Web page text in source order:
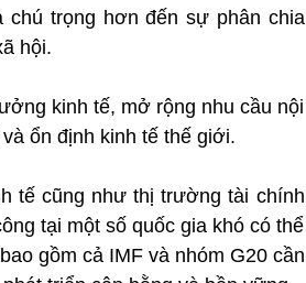
chú trọng hơn đến sự phân chia
hội.
kinh tế, mở rộng nhu cầu nội
ổn định kinh tế thế giới.
tế cũng như thị trường tài chính
tại một số quốc gia khó có thể
gồm cả IMF và nhóm G20 cần